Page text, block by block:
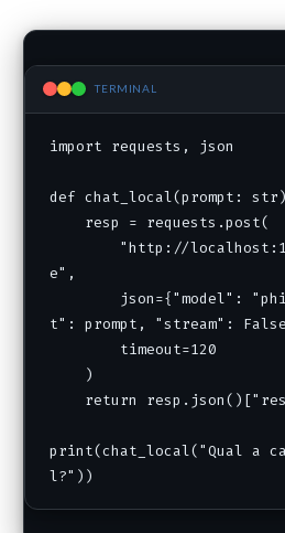
TERMINAL
import requests, json
def chat_local(prompt:
e",
t": prompt, "stream":
print(chat_local("Qual a
l?"))